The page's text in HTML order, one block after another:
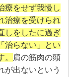
療をせず我慢し
治療を受けられ
しをしたに過ぎ
治らない」とい
肩の筋肉の頭
が出ないという